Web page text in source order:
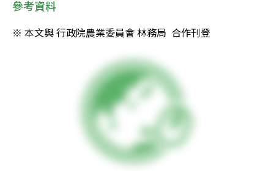
參考資料
※ 本文與 行政院農業委員會 林務局  合作刊登